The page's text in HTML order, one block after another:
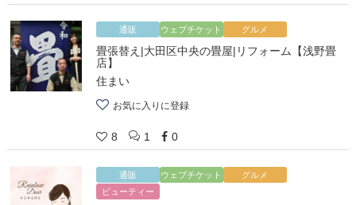
通販 ウェブチケット グルメ
畳張替え|大田区中央の畳屋|リフォーム【浅野畳
店】
住まい
お気に入りに登録
8 1 0
通販 ウェブチケット
グルメ
ビューティー